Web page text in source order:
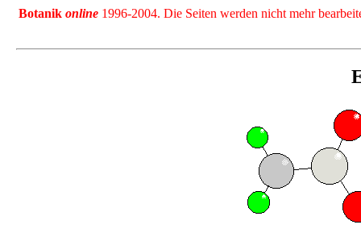
Botanik online 1996-2004. Die Seiten werden nicht mehr